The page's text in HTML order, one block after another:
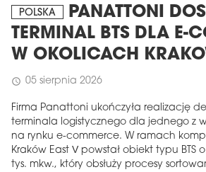
POLSKA
PANATTONI
TERMINAL BTS DLA E-
W OKOLICACH
schedule 05 sierpnia 2026
Firma Panattoni ukończyła realizację
terminala logistycznego dla jednego z
na rynku e-commerce. W ramach
Kraków East V powstał obiekt typu BTS
tys. mkw., który obsłuży procesy